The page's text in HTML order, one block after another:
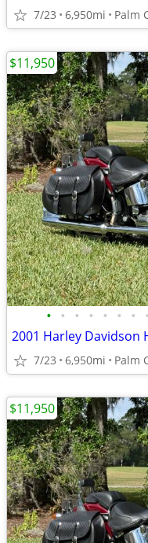
7/23 6,950mi Palm
• • • • • • • •
7/23 6,950mi Palm
$11,950
$11,950